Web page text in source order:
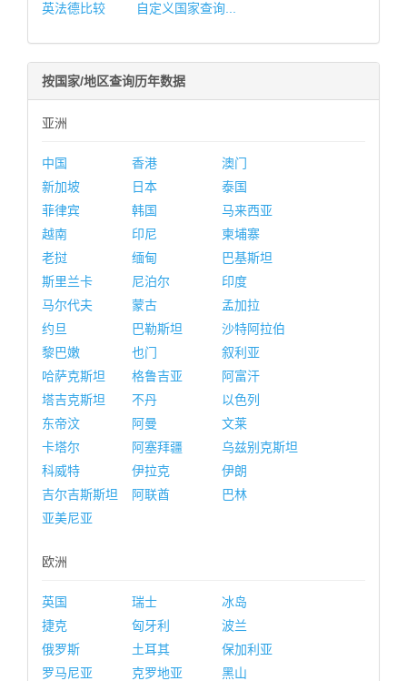
英法德比较
自定义国家查询...
按国家/地区查询历年数据
亚洲
中国 香港
澳门
新加坡
日本
泰国
菲律宾
韩国
马来西亚
越南
印尼
柬埔寨
老挝
缅甸
巴基斯坦
斯里兰卡
尼泊尔
印度
马尔代夫
蒙古
孟加拉
约旦
巴勒斯坦
沙特阿拉伯
黎巴嫩
也门
叙利亚
哈萨克斯坦
格鲁吉亚
阿富汗
塔吉克斯坦
不丹
以色列
东帝汶
阿曼
文莱
卡塔尔
阿塞拜疆
乌兹别克斯坦
科威特
伊拉克
伊朗
吉尔吉斯斯坦
阿联酋
巴林
亚美尼亚
欧洲
英国 瑞士
冰岛
捷克
匈牙利
波兰
俄罗斯
土耳其
保加利亚
罗马尼亚
克罗地亚
黑山